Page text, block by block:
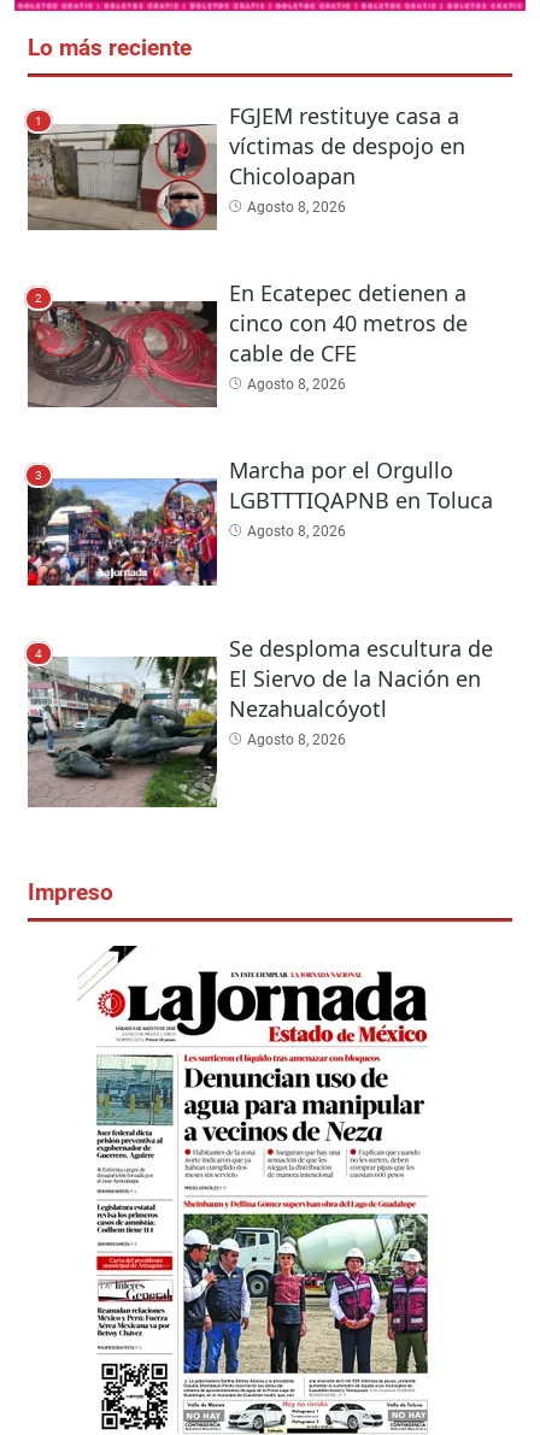
Lo más reciente
1
FGJEM restituye casa a
víctimas de despojo en
Chicoloapan
Agosto 8, 2026
2
En Ecatepec detienen a
cinco con 40 metros de
cable de CFE
Agosto 8, 2026
3
Marcha por el Orgullo
LGBTTTIQAPNB en Toluca
Agosto 8, 2026
4
Se desploma escultura de
El Siervo de la Nación en
Nezahualcóyotl
Agosto 8, 2026
Impreso